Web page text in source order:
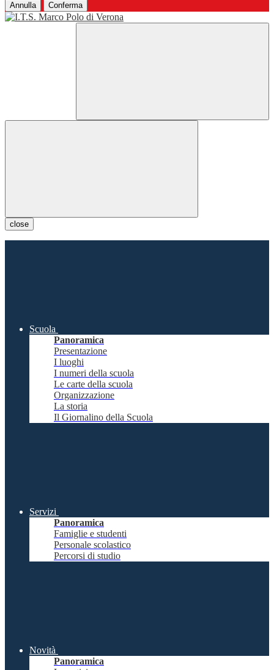
Annulla Conferma
close
Scuola
Panoramica
Presentazione
I luoghi
I numeri della scuola
Le carte della scuola
Organizzazione
La storia
Il Giornalino della Scuola
Servizi
Panoramica
Famiglie e studenti
Personale scolastico
Percorsi di studio
Novità
Panoramica